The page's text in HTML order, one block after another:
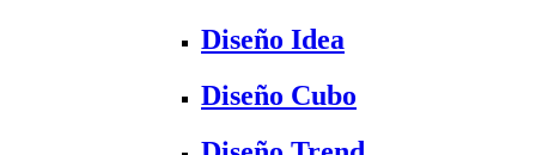
Diseño Idea
Diseño Cubo